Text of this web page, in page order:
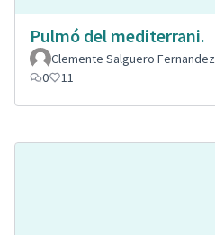
Pulmó del mediterrani.
Clemente Salguero Fernandez
0
11